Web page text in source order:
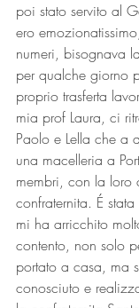
poi stato servito al
ero
numeri, bisognava
per qualche giorno
proprio trasferta
mia prof Laura, ci
Paolo e Lella che a
una macelleria a
membri, con la loro
confraternita. É
mi ha arricchito
contento, non solo
portato a casa, ma
conosciuto e